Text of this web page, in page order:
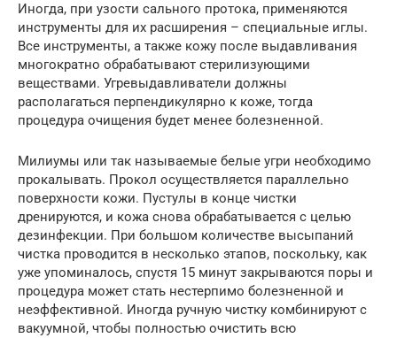
Иногда, при узости сального протока, применяются
инструменты для их расширения – специальные иглы.
Все инструменты, а также кожу после выдавливания
многократно обрабатывают стерилизующими
веществами. Угревыдавливатели должны
располагаться перпендикулярно к коже, тогда
процедура очищения будет менее болезненной.
Милиумы или так называемые белые угри необходимо
прокалывать. Прокол осуществляется параллельно
поверхности кожи. Пустулы в конце чистки
дренируются, и кожа снова обрабатывается с целью
дезинфекции. При большом количестве высыпаний
чистка проводится в несколько этапов, поскольку, как
уже упоминалось, спустя 15 минут закрываются поры и
процедура может стать нестерпимо болезненной и
неэффективной. Иногда ручную чистку комбинируют с
вакуумной, чтобы полностью очистить всю